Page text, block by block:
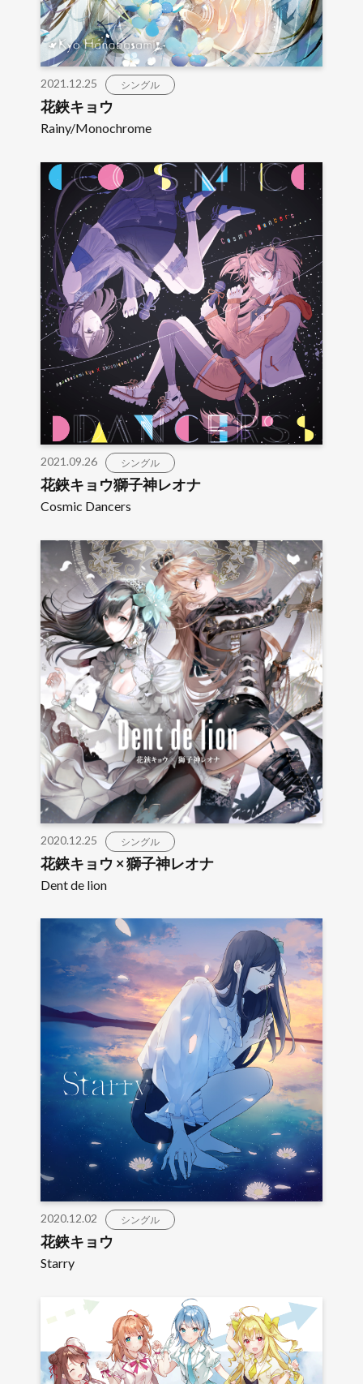
2021.12.25 シングル
花鋏キョウ
Rainy/Monochrome
2021.09.26 シングル
花鋏キョウ獅子神レオナ
Cosmic Dancers
2020.12.25 シングル
花鋏キョウ × 獅子神レオナ
Dent de lion
2020.12.02 シングル
花鋏キョウ
Starry